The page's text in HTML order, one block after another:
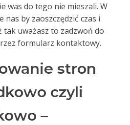
was do tego nie mieszali. W
nas by zaoszczędzić czas i
tak uważasz to zadzwoń do
formularz kontaktowy.
stron
czyli
–